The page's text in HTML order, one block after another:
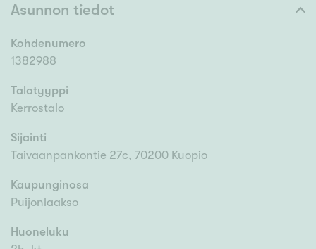
Asunnon tiedot
Kohdenumero
1382988
Talotyyppi
Kerrostalo
Sijainti
Taivaanpankontie 27c, 70200 Kuopio
Kaupunginosa
Puijonlaakso
Huoneluku